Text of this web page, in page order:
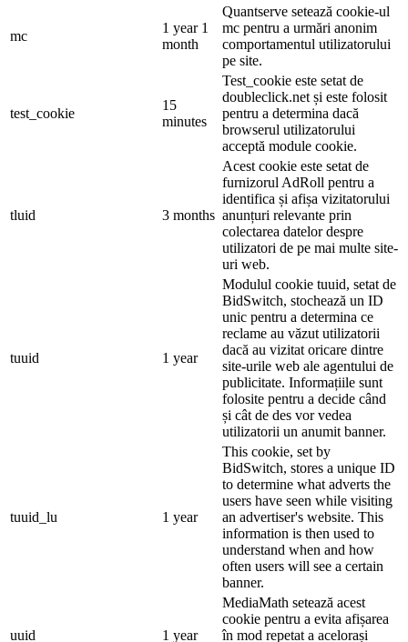
mc
1 year 1
month
Quantserve setează cookie-ul
mc pentru a urmări anonim
comportamentul utilizatorului
pe site.
test_cookie
15
minutes
Test_cookie este setat de
doubleclick.net și este folosit
pentru a determina dacă
browserul utilizatorului
acceptă module cookie.
tluid 3 months
Acest cookie este setat de
furnizorul AdRoll pentru a
identifica și afișa vizitatorului
anunțuri relevante prin
colectarea datelor despre
utilizatori de pe mai multe site-
uri web.
tuuid 1 year
Modulul cookie tuuid, setat de
BidSwitch, stochează un ID
unic pentru a determina ce
reclame au văzut utilizatorii
dacă au vizitat oricare dintre
site-urile web ale agentului de
publicitate. Informațiile sunt
folosite pentru a decide când
și cât de des vor vedea
utilizatorii un anumit banner.
tuuid_lu 1 year
This cookie, set by
BidSwitch, stores a unique ID
to determine what adverts the
users have seen while visiting
an advertiser's website. This
information is then used to
understand when and how
often users will see a certain
banner.
uuid 1 year
MediaMath setează acest
cookie pentru a evita afișarea
în mod repetat a acelorași